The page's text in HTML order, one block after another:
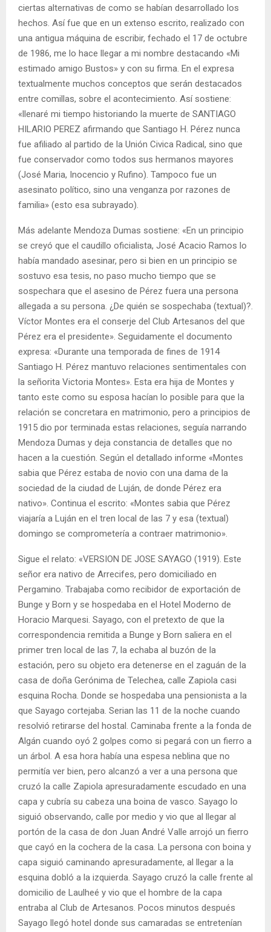
ciertas alternativas de como se habían desarrollado los
hechos. Así fue que en un extenso escrito, realizado con
una antigua máquina de escribir, fechado el 17 de octubre
de 1986, me lo hace llegar a mi nombre destacando «Mi
estimado amigo Bustos» y con su firma. En el expresa
textualmente muchos conceptos que serán destacados
entre comillas, sobre el acontecimiento. Así sostiene:
«llenaré mi tiempo historiando la muerte de SANTIAGO
HILARIO PEREZ afirmando que Santiago H. Pérez nunca
fue afiliado al partido de la Unión Civica Radical, sino que
fue conservador como todos sus hermanos mayores
(José Maria, Inocencio y Rufino). Tampoco fue un
asesinato político, sino una venganza por razones de
familia» (esto esa subrayado).
Más adelante Mendoza Dumas sostiene: «En un principio
se creyó que el caudillo oficialista, José Acacio Ramos lo
había mandado asesinar, pero si bien en un principio se
sostuvo esa tesis, no paso mucho tiempo que se
sospechara que el asesino de Pérez fuera una persona
allegada a su persona. ¿De quién se sospechaba (textual)?.
Víctor Montes era el conserje del Club Artesanos del que
Pérez era el presidente». Seguidamente el documento
expresa: «Durante una temporada de fines de 1914
Santiago H. Pérez mantuvo relaciones sentimentales con
la señorita Victoria Montes». Esta era hija de Montes y
tanto este como su esposa hacían lo posible para que la
relación se concretara en matrimonio, pero a principios de
1915 dio por terminada estas relaciones, seguía narrando
Mendoza Dumas y deja constancia de detalles que no
hacen a la cuestión. Según el detallado informe «Montes
sabia que Pérez estaba de novio con una dama de la
sociedad de la ciudad de Luján, de donde Pérez era
nativo». Continua el escrito: «Montes sabia que Pérez
viajaría a Luján en el tren local de las 7 y esa (textual)
domingo se comprometería a contraer matrimonio».
Sigue el relato: «VERSION DE JOSE SAYAGO (1919). Este
señor era nativo de Arrecifes, pero domiciliado en
Pergamino. Trabajaba como recibidor de exportación de
Bunge y Born y se hospedaba en el Hotel Moderno de
Horacio Marquesi. Sayago, con el pretexto de que la
correspondencia remitida a Bunge y Born saliera en el
primer tren local de las 7, la echaba al buzón de la
estación, pero su objeto era detenerse en el zaguán de la
casa de doña Gerónima de Telechea, calle Zapiola casi
esquina Rocha. Donde se hospedaba una pensionista a la
que Sayago cortejaba. Serian las 11 de la noche cuando
resolvió retirarse del hostal. Caminaba frente a la fonda de
Algán cuando oyó 2 golpes como si pegará con un fierro a
un árbol. A esa hora había una espesa neblina que no
permitía ver bien, pero alcanzó a ver a una persona que
cruzó la calle Zapiola apresuradamente escudado en una
capa y cubría su cabeza una boina de vasco. Sayago lo
siguió observando, calle por medio y vio que al llegar al
portón de la casa de don Juan André Valle arrojó un fierro
que cayó en la cochera de la casa. La persona con boina y
capa siguió caminando apresuradamente, al llegar a la
esquina dobló a la izquierda. Sayago cruzó la calle frente al
domicilio de Laulheé y vio que el hombre de la capa
entraba al Club de Artesanos. Pocos minutos después
Sayago llegó hotel donde sus camaradas se entretenían